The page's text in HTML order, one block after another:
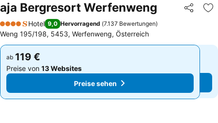
aja Bergresort Werfenweng Teilen
4 Sterne
Hotel 9,0 Hervorragend (7.137 Bewertungen)
Weng 195/198, 5453, Werfenweng, Österreich
ab 119 €
Preise von 13 Websites
Preise sehen
ab 119 €
Preise von 13 Websites
Preise sehen